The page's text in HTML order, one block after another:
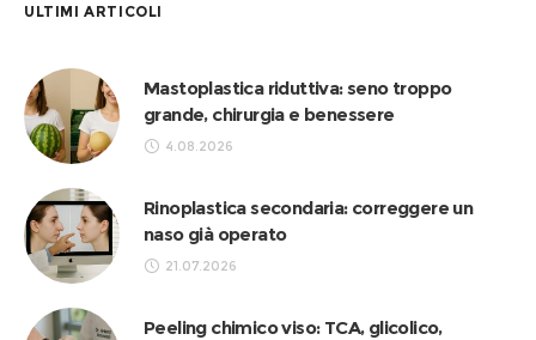
ULTIMI ARTICOLI
Mastoplastica riduttiva: seno troppo
grande, chirurgia e benessere
4.08.2026
Rinoplastica secondaria: correggere un
naso già operato
21.07.2026
Peeling chimico viso: TCA, glicolico,